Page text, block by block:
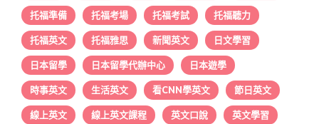
托福準備 托福考場 托福考試 托福聽力
托福英文 托福雅思 新聞英文 日文學習
日本留學 日本留學代辦中心 日本遊學
時事英文 生活英文 看CNN學英文 節日英文
線上英文 線上英文課程 英文口說 英文學習